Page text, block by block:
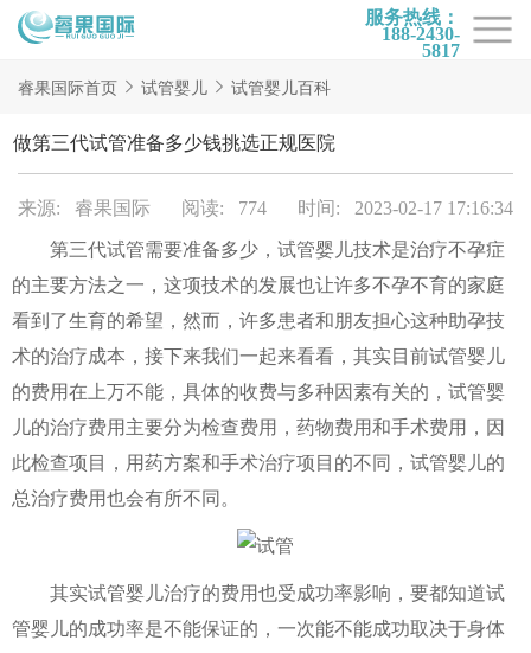
服务热线：
188-2430-
5817
首页
试管项目
试管百科
试管医院
睿果国际
睿果国际首页 试管婴儿 试管婴儿百科
做第三代试管准备多少钱挑选正规医院
来源: 睿果国际 阅读: 774 时间: 2023-02-17 17:16:34
第三代试管需要准备多少，试管婴儿技术是治疗不孕症
的主要方法之一，这项技术的发展也让许多不孕不育的家庭
看到了生育的希望，然而，许多患者和朋友担心这种助孕技
术的治疗成本，接下来我们一起来看看，其实目前试管婴儿
的费用在上万不能，具体的收费与多种因素有关的，试管婴
儿的治疗费用主要分为检查费用，药物费用和手术费用，因
此检查项目，用药方案和手术治疗项目的不同，试管婴儿的
总治疗费用也会有所不同。
其实试管婴儿治疗的费用也受成功率影响，要都知道试
管婴儿的成功率是不能保证的，一次能不能成功取决于身体